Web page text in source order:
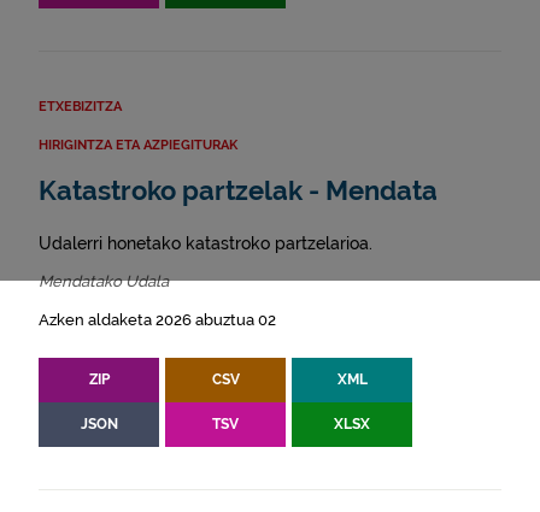
ETXEBIZITZA
HIRIGINTZA ETA AZPIEGITURAK
Katastroko partzelak - Mendata
Udalerri honetako katastroko partzelarioa.
Mendatako Udala
Azken aldaketa 2026 abuztua 02
ZIP CSV XML
JSON TSV XLSX